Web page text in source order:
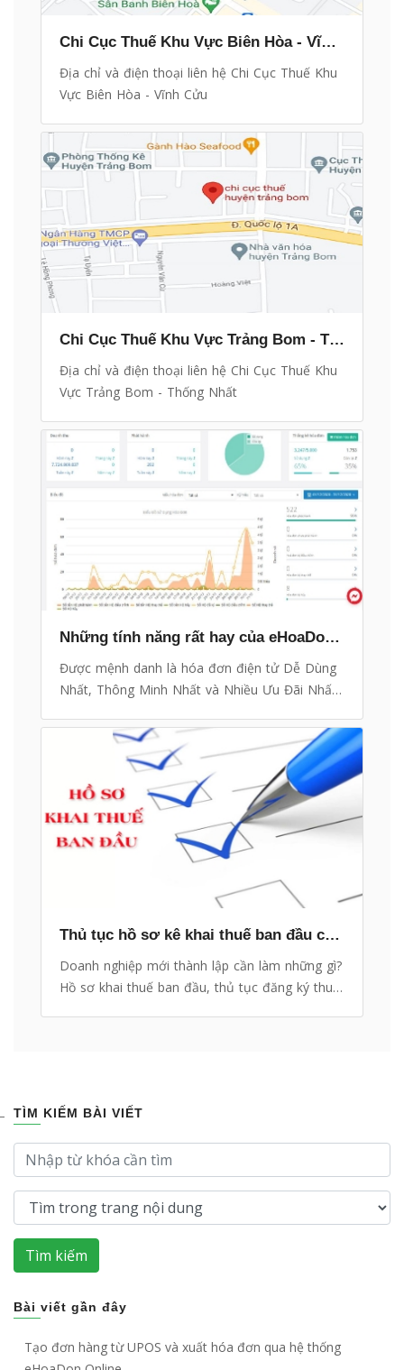
Chi Cục Thuế Khu Vực Biên Hòa - Vĩnh Cửu
Địa chỉ và điện thoại liên hệ Chi Cục Thuế Khu
Vực Biên Hòa - Vĩnh Cửu
Chi Cục Thuế Khu Vực Trảng Bom - Thống Nhất
Địa chỉ và điện thoại liên hệ Chi Cục Thuế Khu
Vực Trảng Bom - Thống Nhất
Những tính năng rất hay của eHoaDon Online mà có thể bạn chưa biết
Được mệnh danh là hóa đơn điện tử Dễ Dùng
Nhất, Thông Minh Nhất và Nhiều Ưu Đãi Nhất,
nên quen thuộc và được nhiều người dùng khắp
nơi tín nhiệm.
Thủ tục hồ sơ kê khai thuế ban đầu cho Công ty mới thành lập
Doanh nghiệp mới thành lập cần làm những gì?
Hồ sơ khai thuế ban đầu, thủ tục đăng ký thuế
TÌM KIẾM BÀI VIẾT
Tìm kiếm
Bài viết gần đây
Tạo đơn hàng từ UPOS và xuất hóa đơn qua hệ thống